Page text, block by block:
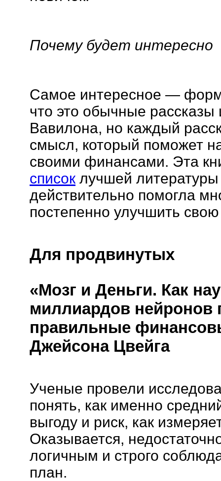
Почему будет интересно
Самое интересное —
что это обычные рассказы
Вавилона, но каждый
смысл, который поможет
своими финансами. Эта
список лучшей
действительно помогла
постепенно улучшить
Для продвинутых
«Мозг и Деньги. Как
миллиардов нейронов
правильные
Джейсона Цвейга
Ученые провели
понять, как именно
выгоду и риск, как
Оказывается,
логичным и строго
план.